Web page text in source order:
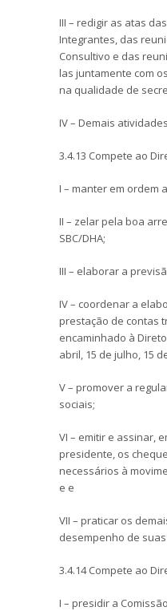
III – redigir as atas
Integrantes, das
Consultivo e das
las juntamente com
na qualidade de
IV – Demais
3.4.13 Compete ao
I – manter em ordem
II – zelar pela boa
SBC/DHA;
III – elaborar a
IV – coordenar a
prestação de contas
encaminhado à
abril, 15 de julho, 15
V – promover a
sociais;
VI – emitir e assinar,
presidente, os
necessários à
e e
VII – praticar os
desempenho de
3.4.14 Compete ao
I – presidir a